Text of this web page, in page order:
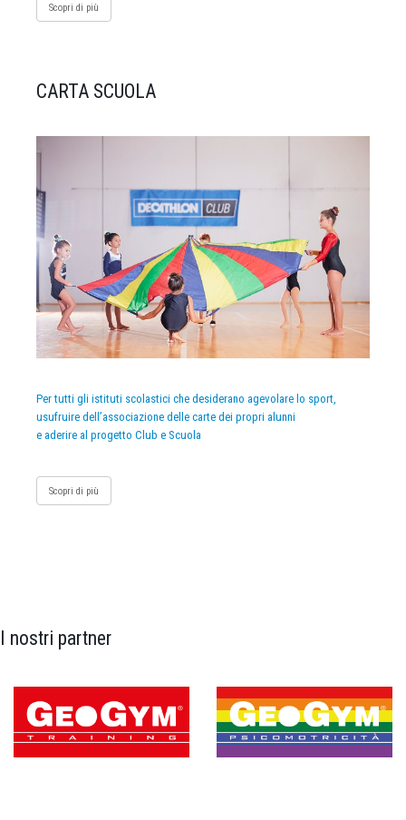
Scopri di più
CARTA SCUOLA
Per tutti gli istituti scolastici che desiderano agevolare lo sport,
usufruire dell’associazione delle carte dei propri alunni
e aderire al progetto Club e Scuola
Scopri di più
I nostri partner